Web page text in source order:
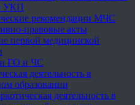
УКП
рекомендации МЧС
правовые акты
первой медицинской
ГО и ЧС
деятельность в
образовании
деятельность в